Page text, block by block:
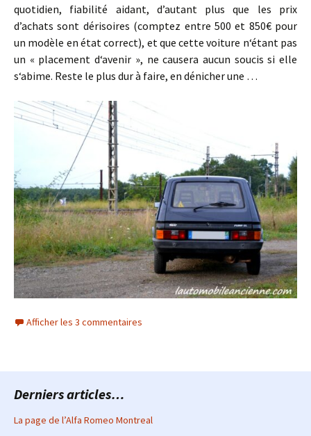
quotidien, fiabilité aidant, d’autant plus que les prix
d’achats sont dérisoires (comptez entre 500 et 850€ pour
un modèle en état correct), et que cette voiture n‘étant pas
un « placement d‘avenir », ne causera aucun soucis si elle
s‘abime. Reste le plus dur à faire, en dénicher une …
Afficher les 3 commentaires
Derniers articles…
La page de l’Alfa Romeo Montreal